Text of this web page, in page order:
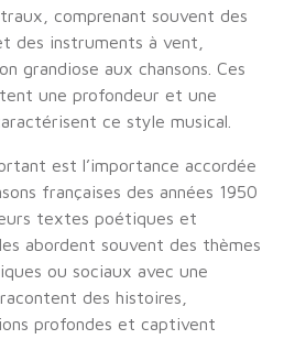
comprenant souvent des
des instruments à vent,
grandiose aux chansons. Ces
une profondeur et une
ce style musical.
est l’importance accordée
françaises des années 1950
textes poétiques et
abordent souvent des thèmes
ou sociaux avec une
des histoires,
profondes et captivent